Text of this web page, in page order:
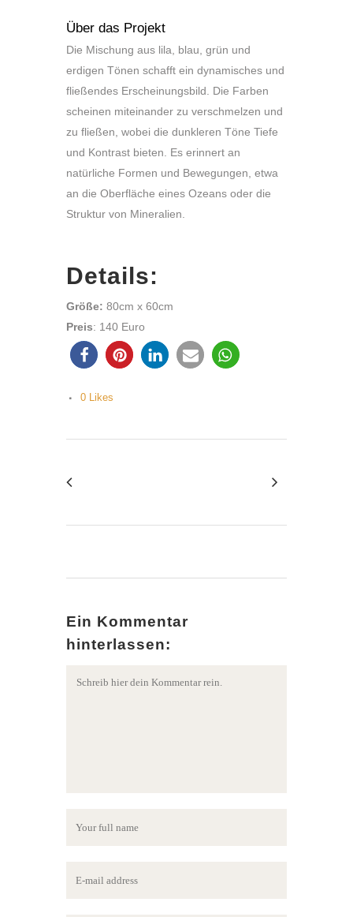
Über das Projekt
Die Mischung aus lila, blau, grün und
erdigen Tönen schafft ein dynamisches und
fließendes Erscheinungsbild. Die Farben
scheinen miteinander zu verschmelzen und
zu fließen, wobei die dunkleren Töne Tiefe
und Kontrast bieten. Es erinnert an
natürliche Formen und Bewegungen, etwa
an die Oberfläche eines Ozeans oder die
Struktur von Mineralien.
Details:
Größe: 80cm x 60cm
Preis: 140 Euro
0 Likes
Ein Kommentar
hinterlassen: